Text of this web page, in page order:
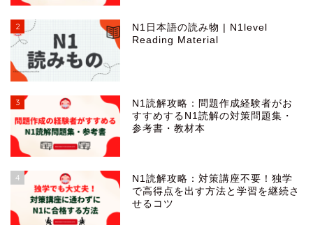
2
N1日本語の読み物 | N1level
Reading Material
3
N1読解攻略：問題作成経験者がお
すすめするN1読解の対策問題集・
参考書・教材本
4
N1読解攻略：対策講座不要！独学
で高得点を出す方法と学習を継続さ
せるコツ